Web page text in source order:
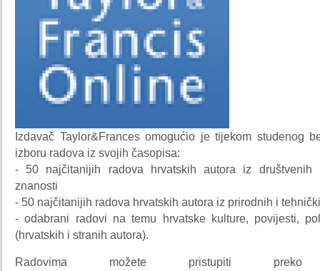
Izdavač Taylor&Frances omogućio je tijekom studenog
izboru radova iz svojih časopisa:
- 50 najčitanijih radova hrvatskih autora iz društvenih
znanosti
- 50 najčitanijih radova hrvatskih autora iz prirodnih i
- odabrani radovi na temu hrvatske kulture, povijesti,
(hrvatskih i stranih autora).
Radovima možete pristupiti preko